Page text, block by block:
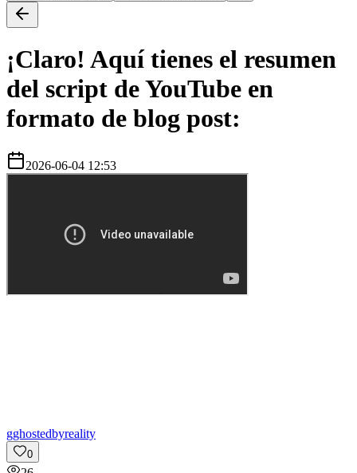
¡Claro! Aquí tienes el resumen
del script de YouTube en
formato de blog post:
2026-06-04 12:53
gghostedbyreality
0